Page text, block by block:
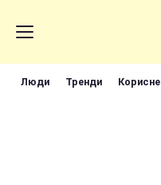
Люди Тренди Корисне